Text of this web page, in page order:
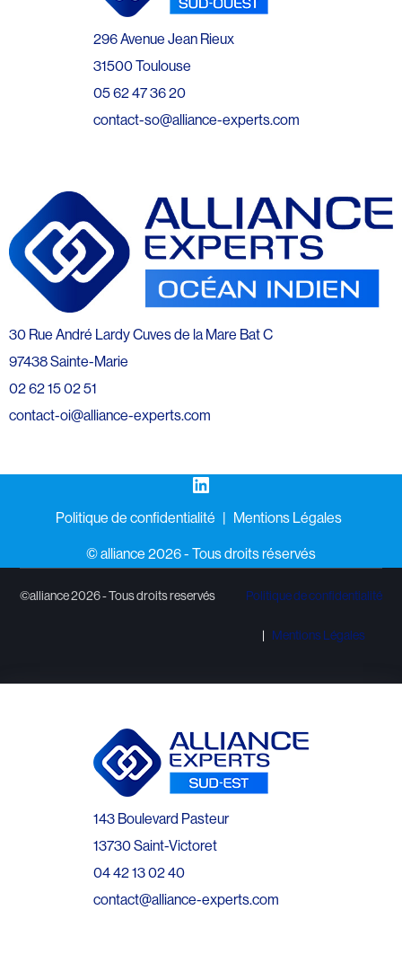
296 Avenue Jean Rieux
31500 Toulouse
05 62 47 36 20
contact-so@alliance-experts.com
30 Rue André Lardy Cuves de la Mare Bat C
97438 Sainte-Marie
02 62 15 02 51
contact-oi@alliance-experts.com
LinkedIn
Politique de confidentialité Mentions Légales
©️ alliance 2026 - Tous droits réservés
©alliance 2026 - Tous droits reservés Politique de confidentialité
Mentions Légales
143 Boulevard Pasteur
13730 Saint-Victoret
04 42 13 02 40
contact@alliance-experts.com